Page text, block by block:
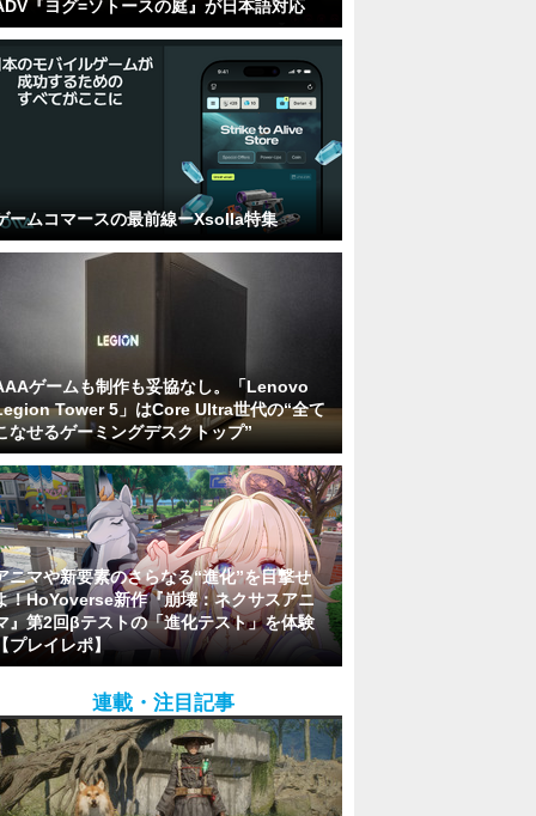
『ヨグ=ソトースの庭』が日本語対応
ームコマースの最前線ーXsolla特集
ゲームも制作も妥協なし。「Lenovo
Tower 5」はCore Ultra世代の“全て
なせるゲーミングデスクトップ”
ニマや新要素のさらなる“進化”を目撃せ
！HoYoverse新作『崩壊：ネクサスアニ
』第2回βテストの「進化テスト」を体験
プレイレポ】
連載・注目記事